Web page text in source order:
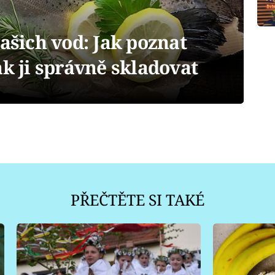
vod: Jak poznat
ji správně skladovat
PŘEČTĚTE SI TAKÉ